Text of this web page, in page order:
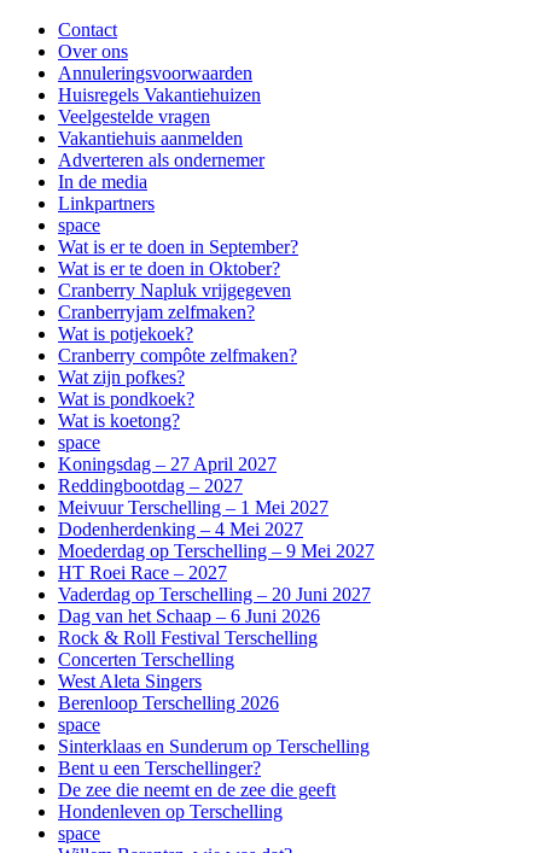
Contact
Over ons
Annuleringsvoorwaarden
Huisregels Vakantiehuizen
Veelgestelde vragen
Vakantiehuis aanmelden
Adverteren als ondernemer
In de media
Linkpartners
space
Wat is er te doen in September?
Wat is er te doen in Oktober?
Cranberry Napluk vrijgegeven
Cranberryjam zelfmaken?
Wat is potjekoek?
Cranberry compôte zelfmaken?
Wat zijn pofkes?
Wat is pondkoek?
Wat is koetong?
space
Koningsdag – 27 April 2027
Reddingbootdag – 2027
Meivuur Terschelling – 1 Mei 2027
Dodenherdenking – 4 Mei 2027
Moederdag op Terschelling – 9 Mei 2027
HT Roei Race – 2027
Vaderdag op Terschelling – 20 Juni 2027
Dag van het Schaap – 6 Juni 2026
Rock & Roll Festival Terschelling
Concerten Terschelling
West Aleta Singers
Berenloop Terschelling 2026
space
Sinterklaas en Sunderum op Terschelling
Bent u een Terschellinger?
De zee die neemt en de zee die geeft
Hondenleven op Terschelling
space